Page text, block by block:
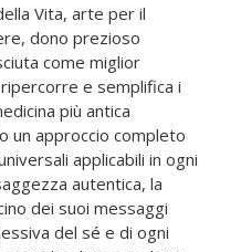
Vita, arte per il
dono prezioso
come miglior
più antica
un approccio completo
applicabili in ogni
autentica, la
dei suoi messaggi
del sé e di ogni